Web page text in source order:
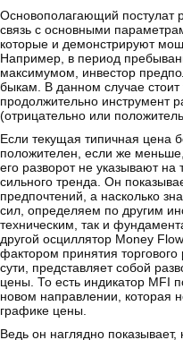
Основополагающий постулат
связь с основными
которые и демонстрируют
Например, в период
максимумом, инвестор
быкам. В данном случае стоит
продолжительно инструмент
(отрицательно или
Если текущая типичная цена
положителен, если же
его разворот не указывают на
сильного тренда. Он
предпочтений, а насколько
сил, определяем по другим
техническим, так и
другой осциллятор Money
фактором принятия
сути, представляет собой
цены. То есть индикатор MFI
новом направлении, которая
графике цены.
Ведь он наглядно показывает,